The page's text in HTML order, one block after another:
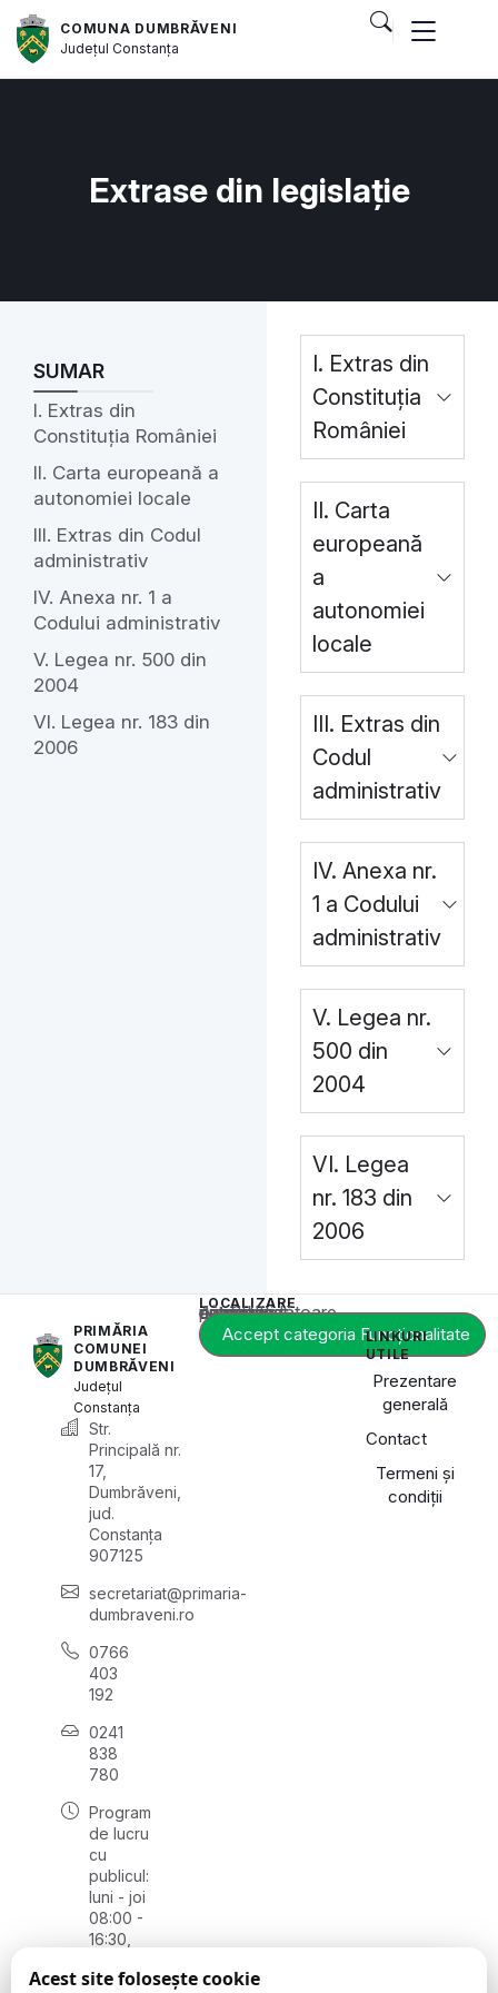
COMUNA DUMBRĂVENI
JudețulConstanța
Extrase din legislație
SUMAR
I. Extras din
Constituția României
II. Carta europeană a
autonomiei locale
III. Extras din Codul
administrativ
IV. Anexa nr. 1 a
Codului administrativ
V. Legea nr. 500 din
2004
VI. Legea nr. 183 din
2006
I. Extras din
Constituția
României
II. Carta
europeană
a
autonomiei
locale
III. Extras din
Codul
administrativ
IV. Anexa nr.
1 a Codului
administrativ
V. Legea nr.
500 din
2004
VI. Legea
nr. 183 din
2006
PRIMĂRIA
COMUNEI
DUMBRĂVENI
Județul
Constanța
Str.
Principală nr.
17,
Dumbrăveni,
jud.
Constanța
907125
secretariat@primaria-
dumbraveni.ro
0766
403
192
0241
838
780
Program
de lucru
cu
publicul:
luni - joi
08:00 -
16:30,
08:00 -
LOCALIZARE
Acest conținut este blocat până când acceptați categoria corespunzătoare de cookie-uri.
Accept categoria Funcționalitate
LINKURI
UTILE
Prezentare
generală
Contact
Termeni și
condiții
Acest site folosește cookie